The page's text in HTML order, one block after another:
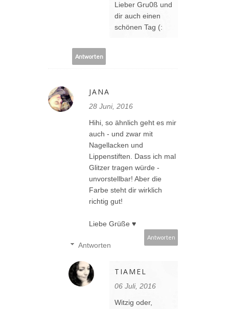
Lieber Gru0ß und
dir auch einen
schönen Tag (:
Antworten
JANA
28 Juni, 2016
Hihi, so ähnlich geht es mir
auch - und zwar mit
Nagellacken und
Lippenstiften. Dass ich mal
Glitzer tragen würde -
unvorstellbar! Aber die
Farbe steht dir wirklich
richtig gut!
Liebe Grüße ♥
Antworten
Antworten
TIAMEL
06 Juli, 2016
Witzig oder,